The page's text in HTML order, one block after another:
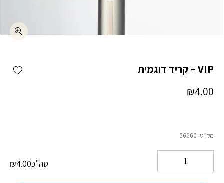
VIP – קריד דוגמית
₪4.00
מק״ט: 56060
סה"כ ₪4.00